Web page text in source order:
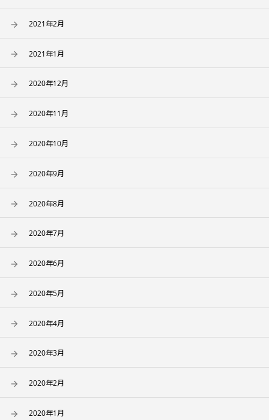
2021年2月
2021年1月
2020年12月
2020年11月
2020年10月
2020年9月
2020年8月
2020年7月
2020年6月
2020年5月
2020年4月
2020年3月
2020年2月
2020年1月